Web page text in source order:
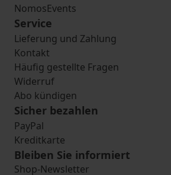
NomosEvents
Service
Lieferung und Zahlung
Kontakt
Häufig gestellte Fragen
Widerruf
Abo kündigen
Sicher bezahlen
PayPal
Kreditkarte
Bleiben Sie informiert
Shop-Newsletter